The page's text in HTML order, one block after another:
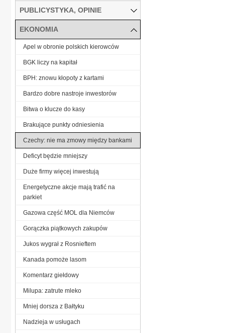
PUBLICYSTYKA, OPINIE
EKONOMIA
Apel w obronie polskich kierowców
BGK liczy na kapitał
BPH: znowu kłopoty z kartami
Bardzo dobre nastroje inwestorów
Bitwa o klucze do kasy
Brakujące punkty odniesienia
Czechy: nie ma zmowy między bankami
Deficyt będzie mniejszy
Duże firmy więcej inwestują
Energetyczne akcje mają trafić na
parkiet
Gazowa część MOL dla Niemców
Gorączka piątkowych zakupów
Jukos wygrał z Rosnieftem
Kanada pomoże lasom
Komentarz giełdowy
Milupa: zatrute mleko
Mniej dorsza z Bałtyku
Nadzieja w usługach